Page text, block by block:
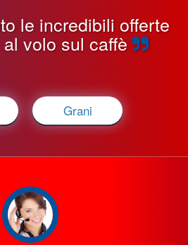
le incredibili offerte
volo sul caffè
Grani